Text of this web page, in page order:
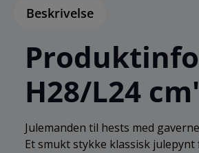
Beskrivelse
H28/L24
Julemanden til hests med
Et smukt stykke klassisk julepynt